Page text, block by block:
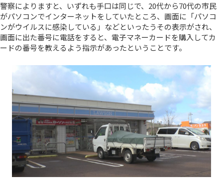
警察によりますと、いずれも手口は同じで、20代から70代の市民
がパソコンでインターネットをしていたところ、画面に「パソコ
ンがウイルスに感染している」などといったうその表示がされ、
画面に出た番号に電話をすると、電子マネーカードを購入してカ
ードの番号を教えるよう指示があったということです。